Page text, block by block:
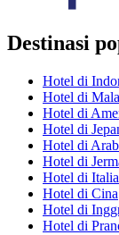
Destinasi
Hotel di
Hotel di
Hotel di
Hotel di
Hotel di
Hotel di
Hotel di Italia
Hotel di Cina
Hotel di
Hotel di